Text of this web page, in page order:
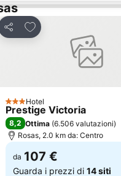
Condividi
Aggiungi ai preferiti
3 StelleHotel
Prestige Victoria
8,2 Ottima (6.506 valutazioni)
Rosas, 2.0 km da: Centro
da 107 €
Guarda i prezzi di 14 siti